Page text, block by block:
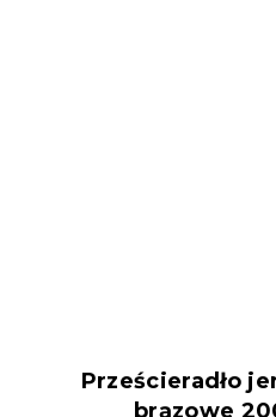
Prześcieradło
brązowe